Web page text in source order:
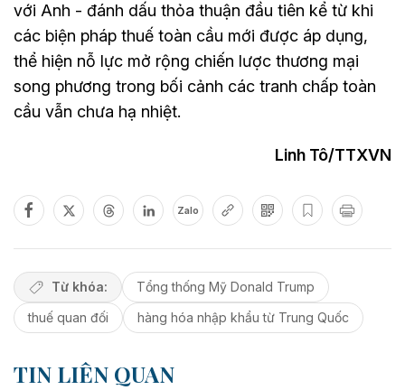
với Anh - đánh dấu thỏa thuận đầu tiên kể từ khi
các biện pháp thuế toàn cầu mới được áp dụng,
thể hiện nỗ lực mở rộng chiến lược thương mại
song phương trong bối cảnh các tranh chấp toàn
cầu vẫn chưa hạ nhiệt.
Linh Tô/TTXVN
Zalo
Từ khóa:
Tổng thống Mỹ Donald Trump
thuế quan đối
hàng hóa nhập khẩu từ Trung Quốc
TIN LIÊN QUAN